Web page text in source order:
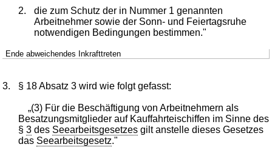
2.
die zum Schutz der in Nummer 1 genannten
Arbeitnehmer sowie der Sonn- und Feiertagsruhe
notwendigen Bedingungen bestimmen."
Ende abweichendes Inkrafttreten
3. § 18 Absatz 3 wird wie folgt gefasst:
„(3) Für die Beschäftigung von Arbeitnehmern als
Besatzungsmitglieder auf Kauffahrteischiffen im Sinne des
§3 des Seearbeitsgesetzes gilt anstelle dieses Gesetzes
das Seearbeitsgesetz."